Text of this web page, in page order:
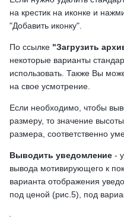
на крестик на иконке и
"Добавить иконку".
По ссылке "Загрузить
некоторые варианты
использовать. Также Вы
на свое усмотрение.
Если необходимо, чтобы
размеру, то значение
размера, соответственно
Выводить уведомление -
вывода мотивирующего к
варианта отображения
под ценой (рис.5), под